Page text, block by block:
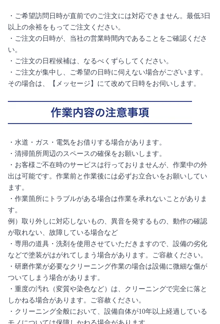
・ご希望訪問日時が直前でのご注文には対応できません。最低3日
以上の余裕をもってご注文ください。
・ご注文の日時が、当社の営業時間内であることをご確認くださ
い。
・ご注文の日程候補は、なるべくずらしてください。
・ご注文が集中し、ご希望の日時に伺えない場合がございます。
その場合は、【メッセージ】にて改めて日時をお伺いします。
・水道・ガス・電気をお借りする場合があります。
・清掃箇所周辺のスペースの確保をお願いします。
・お客様ご不在時のサービスは行っておりませんが、作業中の外
出は可能です。作業前と作業後には必ずお立合いをお願いしてい
ます。
・作業箇所にトラブルがある場合は作業を承れないことがありま
す。
例）取り外しに対応しないもの、異音を発するもの、動作の確認
が取れない、故障している場合など
・専用の道具・洗剤を使用させていただきますので、設備の劣化
などで塗装がはがれてしまう場合があります。ご容赦ください。
・研磨作業が必要なクリーニング作業の場合は設備に微細な傷が
ついてしまう場合があります。
・重度の汚れ（変質や染色など）は、クリーニングで完全に落と
しかねる場合があります。ご容赦ください。
・クリーニング全般において、設備自体が10年以上経過している